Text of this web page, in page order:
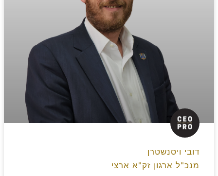
דובי ויסנשטרן
מנכ"ל ארגון זק"א ארצי